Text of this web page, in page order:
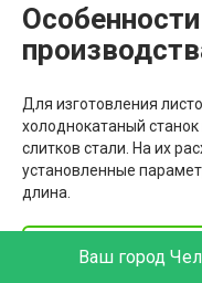
Для изготовления
холоднокатаный
слитков стали. На их
установленные
длина.
имеет
Ваш город